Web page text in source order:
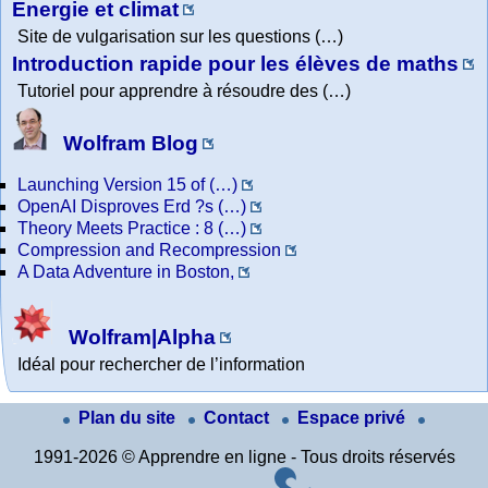
Energie et climat
Site de vulgarisation sur les questions (…)
Introduction rapide pour les élèves de maths
Tutoriel pour apprendre à résoudre des (…)
Wolfram Blog
Launching Version 15 of (…)
OpenAI Disproves Erd ?s (…)
Theory Meets Practice : 8 (…)
Compression and Recompression
A Data Adventure in Boston,
Wolfram|Alpha
Idéal pour rechercher de l’information
Plan du site Contact Espace privé
1991-2026 © Apprendre en ligne - Tous droits réservés